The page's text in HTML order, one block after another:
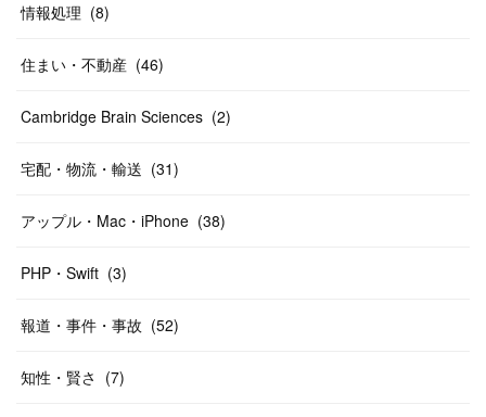
情報処理 (8)
住まい・不動産 (46)
Cambridge Brain Sciences (2)
宅配・物流・輸送 (31)
アップル・Mac・iPhone (38)
PHP・Swift (3)
報道・事件・事故 (52)
知性・賢さ (7)